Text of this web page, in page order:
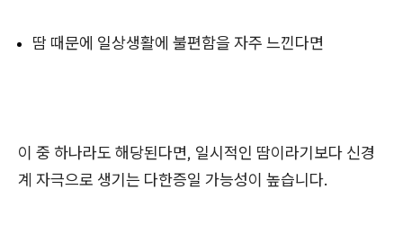
땀 때문에 일상생활에 불편함을 자주 느낀다면
이 중 하나라도 해당된다면, 일시적인 땀이라기보다 신경
계 자극으로 생기는 다한증일 가능성이 높습니다.